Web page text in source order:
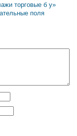
торговые б у»
поля